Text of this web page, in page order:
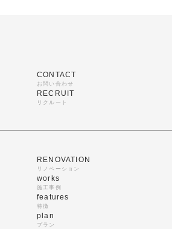
CONTACT
お問い合わせ
RECRUIT
リクルート
RENOVATION
リノベーション
works
施工事例
features
特徴
plan
プラン